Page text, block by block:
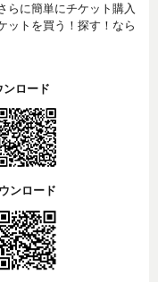
らに簡単にチケット購入
ットを買う！探す！なら
ロード
ンロード